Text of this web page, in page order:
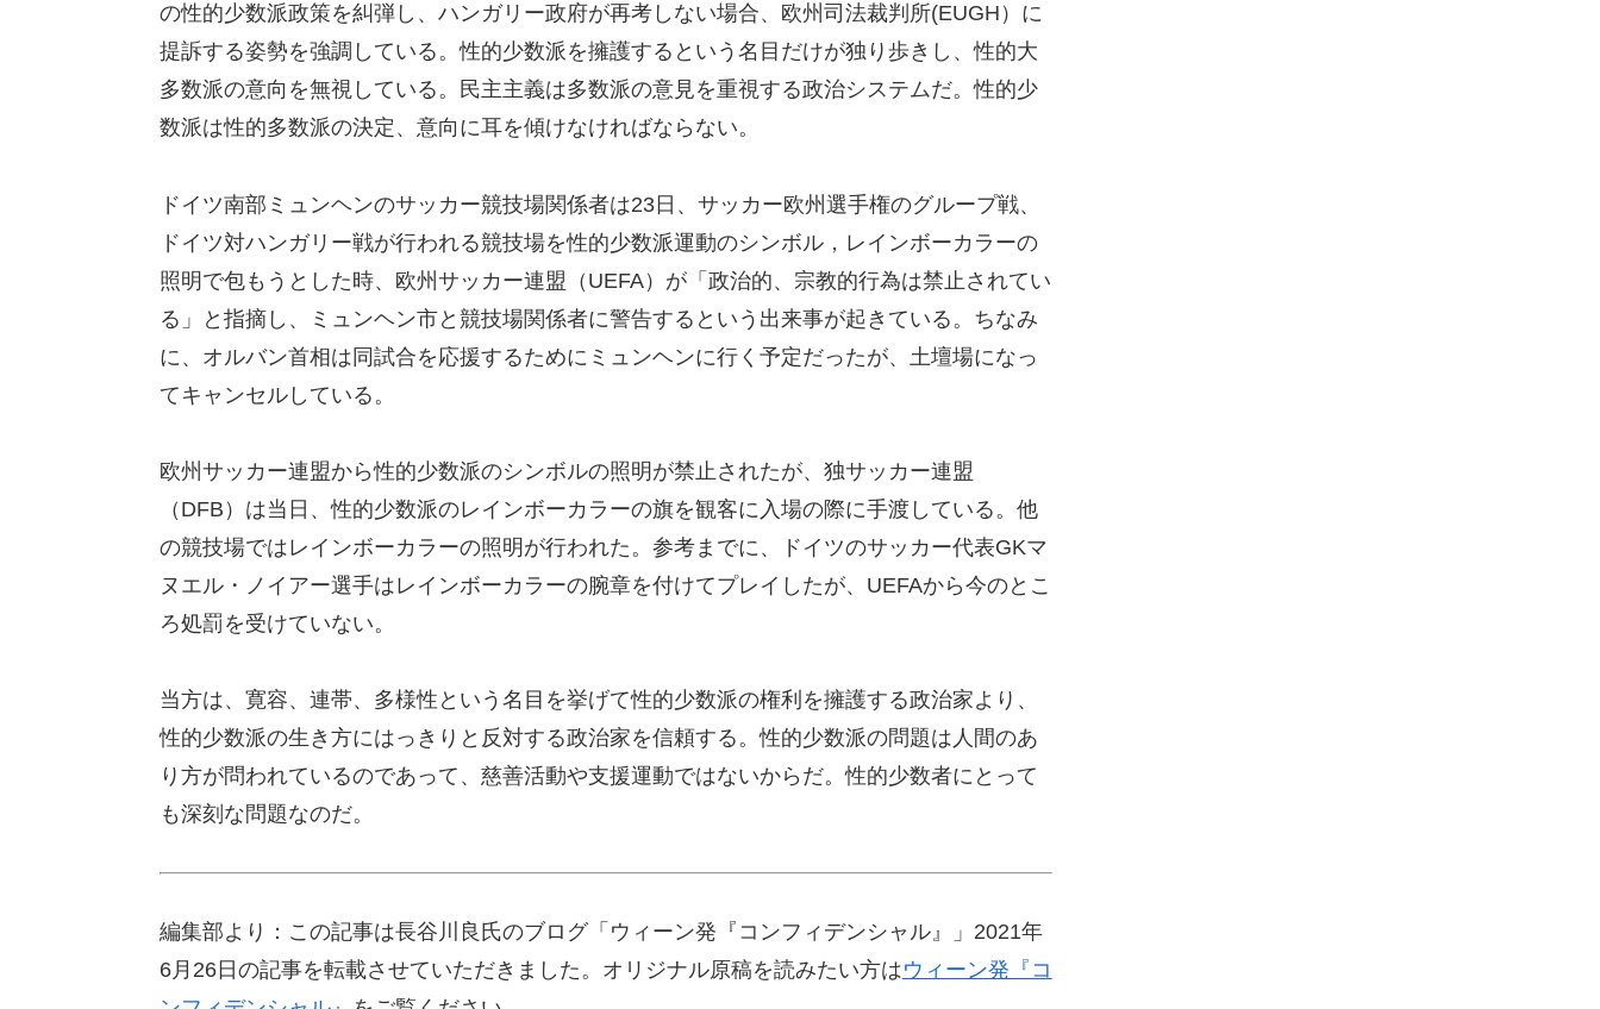
の性的少数派政策を糾弾し、ハンガリー政府が再考しない場合、欧州司法裁判所(EUGH）に
提訴する姿勢を強調している。性的少数派を擁護するという名目だけが独り歩きし、性的大
多数派の意向を無視している。民主主義は多数派の意見を重視する政治システムだ。性的少
数派は性的多数派の決定、意向に耳を傾けなければならない。
ドイツ南部ミュンヘンのサッカー競技場関係者は23日、サッカー欧州選手権のグループ戦、
ドイツ対ハンガリー戦が行われる競技場を性的少数派運動のシンボル，レインボーカラーの
照明で包もうとした時、欧州サッカー連盟（UEFA）が「政治的、宗教的行為は禁止されてい
る」と指摘し、ミュンヘン市と競技場関係者に警告するという出来事が起きている。ちなみ
に、オルバン首相は同試合を応援するためにミュンヘンに行く予定だったが、土壇場になっ
てキャンセルしている。
欧州サッカー連盟から性的少数派のシンボルの照明が禁止されたが、独サッカー連盟
（DFB）は当日、性的少数派のレインボーカラーの旗を観客に入場の際に手渡している。他
の競技場ではレインボーカラーの照明が行われた。参考までに、ドイツのサッカー代表GKマ
ヌエル・ノイアー選手はレインボーカラーの腕章を付けてプレイしたが、UEFAから今のとこ
ろ処罰を受けていない。
当方は、寛容、連帯、多様性という名目を挙げて性的少数派の権利を擁護する政治家より、
性的少数派の生き方にはっきりと反対する政治家を信頼する。性的少数派の問題は人間のあ
り方が問われているのであって、慈善活動や支援運動ではないからだ。性的少数者にとって
も深刻な問題なのだ。
編集部より：この記事は長谷川良氏のブログ「ウィーン発『コンフィデンシャル』」2021年
6月26日の記事を転載させていただきました。オリジナル原稿を読みたい方はウィーン発『コ